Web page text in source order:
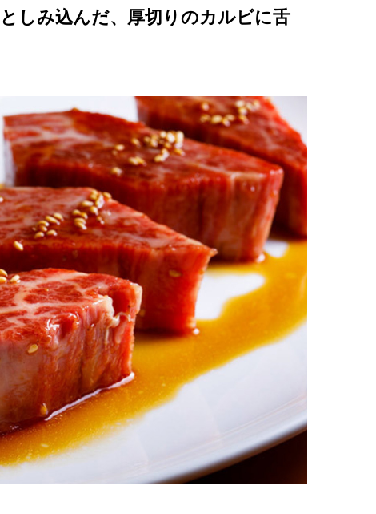
しみ込んだ、厚切りのカルビに舌